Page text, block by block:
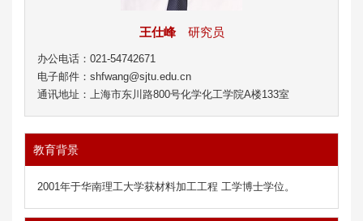
王仕峰 研究员
办公电话：021-54742671
电子邮件：shfwang@sjtu.edu.cn
通讯地址：上海市东川路800号化学化工学院A楼133室
教育背景
2001年于华南理工大学获材料加工工程 工学博士学位。